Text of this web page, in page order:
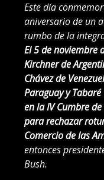
Este día
aniversario de un
rumbo de la
El 5 de noviembre
Kirchner de
Chávez de
Paraguay y
en la IV Cumbre
para rechazar
Comercio de las
entonces
Bush.